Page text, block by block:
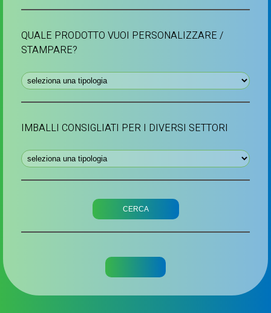
QUALE PRODOTTO VUOI PERSONALIZZARE /
STAMPARE?
IMBALLI CONSIGLIATI PER I DIVERSI SETTORI